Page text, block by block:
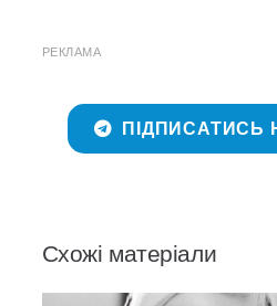
РЕКЛАМА
ПІДПИСАТИСЬ
Схожі матеріали